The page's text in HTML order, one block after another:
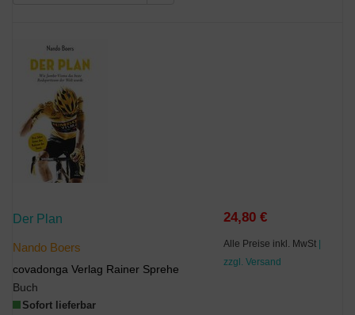
Der Plan
Nando Boers
covadonga Verlag Rainer Sprehe
Buch
Sofort lieferbar
24,80 €
Alle Preise inkl. MwSt |
zzgl. Versand